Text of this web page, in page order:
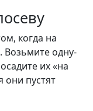
когда на
Возьмите одну-
их «на
они пустят